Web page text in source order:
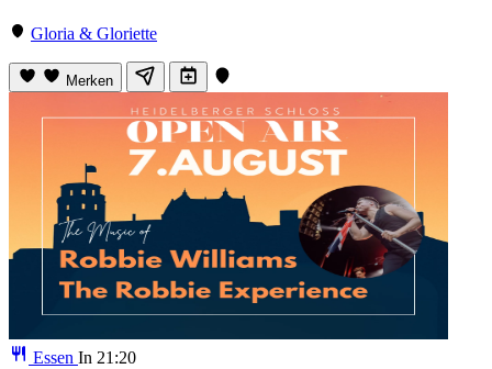
Gloria & Gloriette
Merken
Essen In 21:18